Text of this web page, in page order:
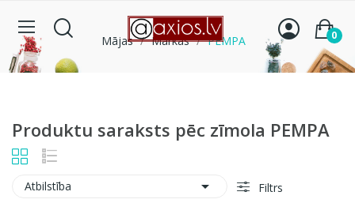
0
Mājas Markas PEMPA
Produktu saraksts pēc zīmola PEMPA
Atbilstība  Filtrs